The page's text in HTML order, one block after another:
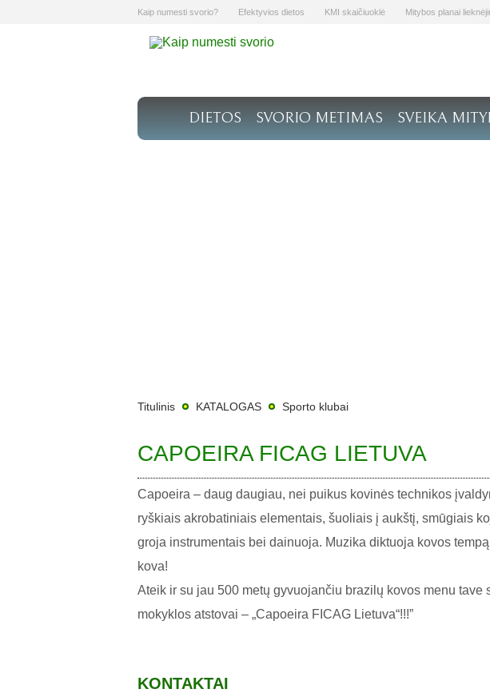
Kaip numesti svorio? Efektyvios dietos KMI skaičiuoklė Mitybos planai
DIETOS SVORIO METIMAS SVEIKA
Titulinis KATALOGAS Sporto klubai
CAPOEIRA FICAG LIETUVA
Capoeira – daug daugiau, nei puikus kovinės technikos
ryškiais akrobatiniais elementais, šuoliais į aukštį, smūgiais
groja instrumentais bei dainuoja. Muzika diktuoja kovos
kova!
Ateik ir su jau 500 metų gyvuojančiu brazilų kovos menu tave
mokyklos atstovai – „Capoeira FICAG Lietuva“!!!”
KONTAKTAI